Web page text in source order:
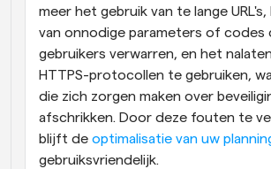
meer het gebruik van te lange
van onnodige parameters of codes
gebruikers verwarren, en het
HTTPS-protocollen te gebruiken,
die zich zorgen maken over
afschrikken. Door deze fouten te
blijft de optimalisatie van uw
gebruiksvriendelijk.